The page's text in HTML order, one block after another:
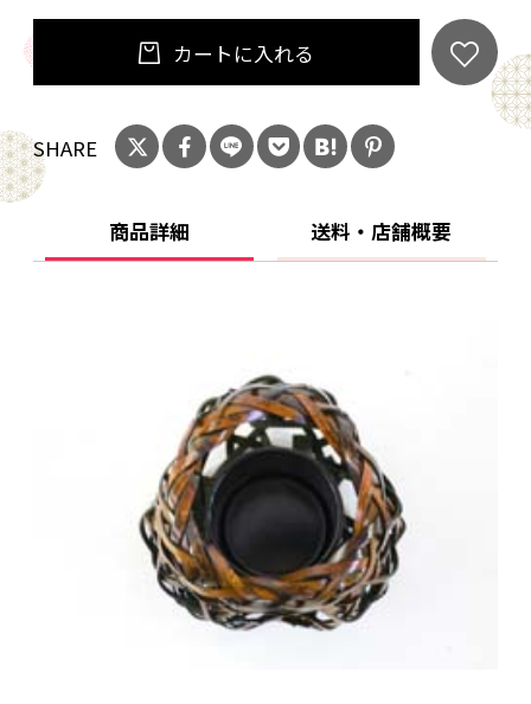
カートに入れる
SHARE
商品詳細 送料・店舗概要